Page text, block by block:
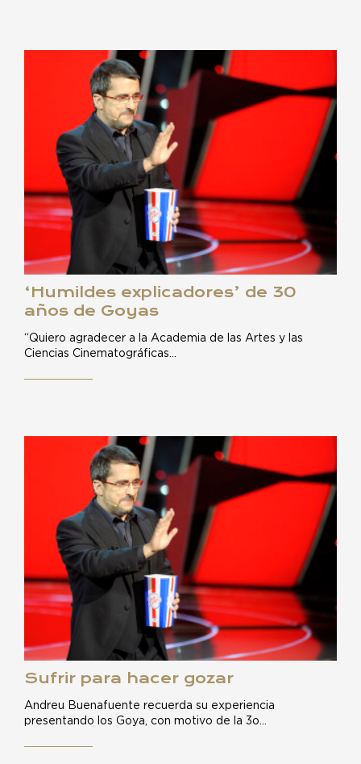
‘Humildes explicadores’ de 30
años de Goyas
“Quiero agradecer a la Academia de las Artes y las
Ciencias Cinematográficas…
Sufrir para hacer gozar
Andreu Buenafuente recuerda su experiencia
presentando los Goya, con motivo de la 3o…